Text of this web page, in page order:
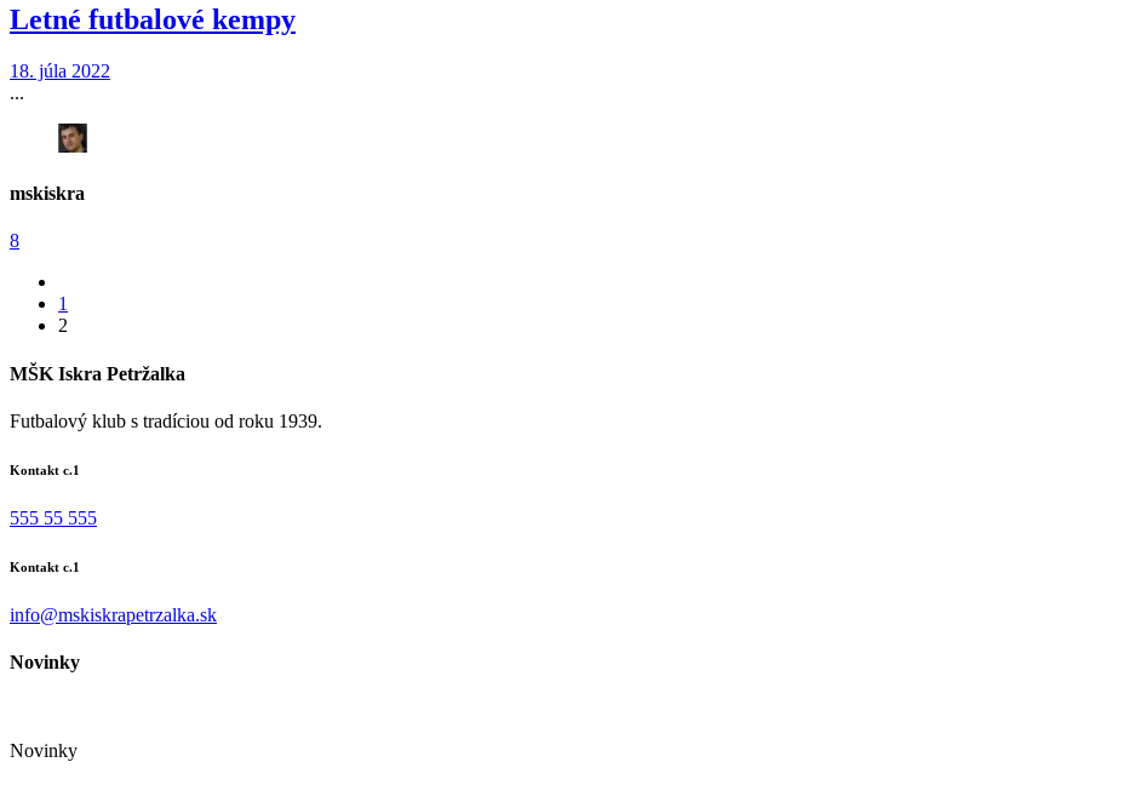
Letné futbalové kempy
18. júla 2022
...
mskiskra
8
1
2
MŠK Iskra Petržalka
Futbalový klub s tradíciou od roku 1939.
Kontakt c.1
555 55 555
Kontakt c.1
info@mskiskrapetrzalka.sk
Novinky
Novinky